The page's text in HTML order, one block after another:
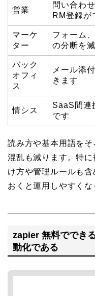
営業
問い合わ
RM登録が
マーケ
ター
フォーム
の分断を
バック
オフィ
ス
メール添
きます
情シス
SaaS間連
です
読み方や基本用語を
混乱も減ります。特
け方や管理ルールも
おくと運用しやすくな
zapier 無料ででき
動化である